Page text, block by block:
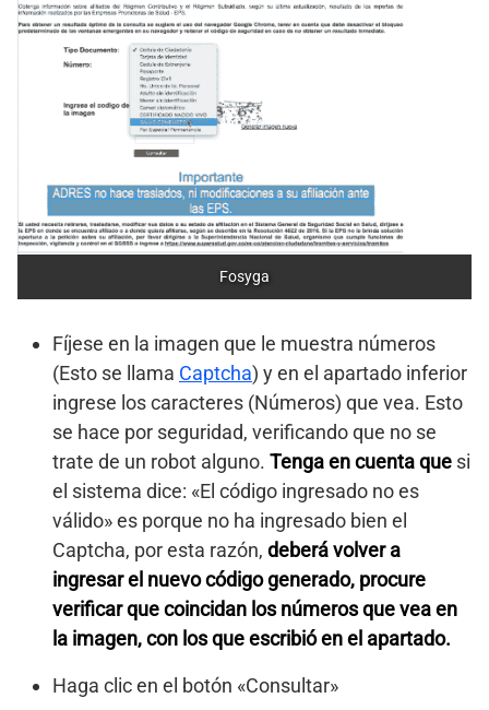
Fosyga
Fíjese en la imagen que le muestra números
(Esto se llama Captcha) y en el apartado inferior
ingrese los caracteres (Números) que vea. Esto
se hace por seguridad, verificando que no se
trate de un robot alguno. Tenga en cuenta que si
el sistema dice: «El código ingresado no es
válido» es porque no ha ingresado bien el
Captcha, por esta razón, deberá volver a
ingresar el nuevo código generado, procure
verificar que coincidan los números que vea en
la imagen, con los que escribió en el apartado.
Haga clic en el botón «Consultar»